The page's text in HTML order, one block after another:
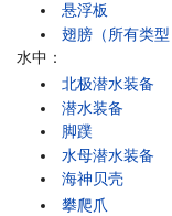
悬浮板
翅膀（所有类型
水中：
北极潜水装备
潜水装备
脚蹼
水母潜水装备
海神贝壳
攀爬爪